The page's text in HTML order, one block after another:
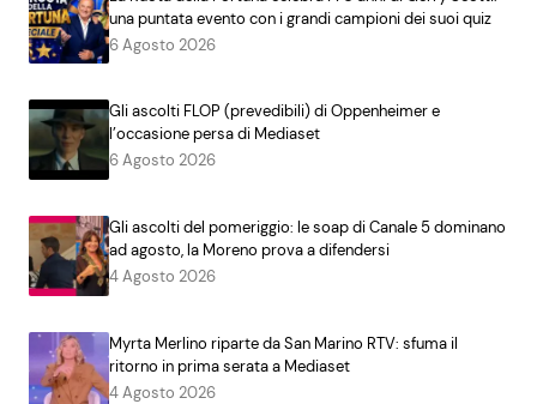
una puntata evento con i grandi campioni dei suoi quiz
6 Agosto 2026
Gli ascolti FLOP (prevedibili) di Oppenheimer e
l’occasione persa di Mediaset
6 Agosto 2026
Gli ascolti del pomeriggio: le soap di Canale 5 dominano
ad agosto, la Moreno prova a difendersi
4 Agosto 2026
Myrta Merlino riparte da San Marino RTV: sfuma il
ritorno in prima serata a Mediaset
4 Agosto 2026